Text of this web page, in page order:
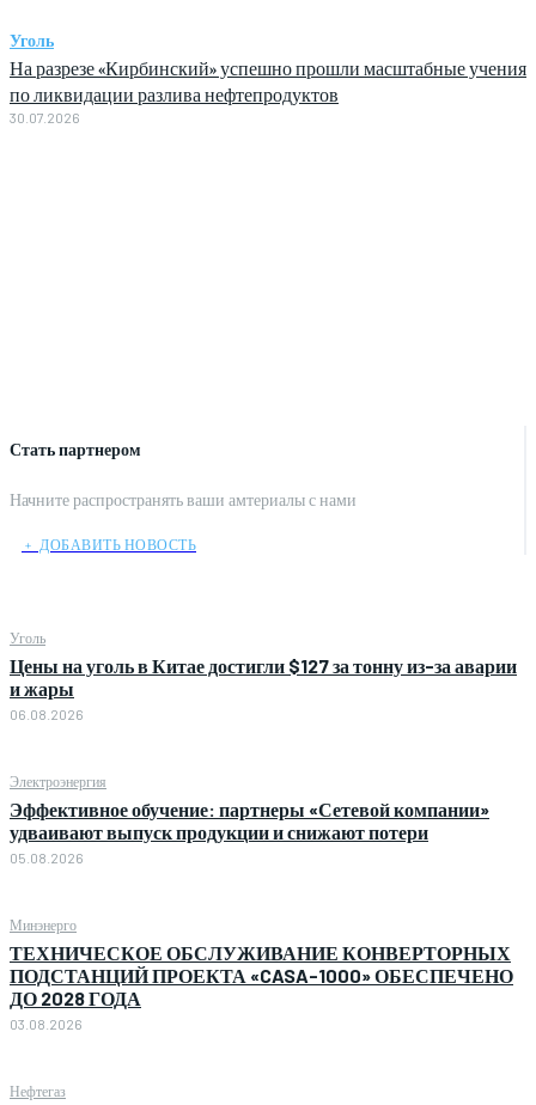
Стать партнером
Начните распространять ваши амтериалы с нами
﹢ ДОБАВИТЬ НОВОСТЬ
Уголь
Цены на уголь в Китае достигли $127 за тонну из-за аварии
и жары
06.08.2026
Электроэнергия
Эффективное обучение: партнеры «Сетевой компании»
удваивают выпуск продукции и снижают потери
05.08.2026
Минэнерго
ТЕХНИЧЕСКОЕ ОБСЛУЖИВАНИЕ КОНВЕРТОРНЫХ
ПОДСТАНЦИЙ ПРОЕКТА «CASA-1000» ОБЕСПЕЧЕНО
ДО 2028 ГОДА
03.08.2026
Нефтегаз
Уголь
На разрезе «Кирбинский» успешно прошли масштабные учения
по ликвидации разлива нефтепродуктов
30.07.2026